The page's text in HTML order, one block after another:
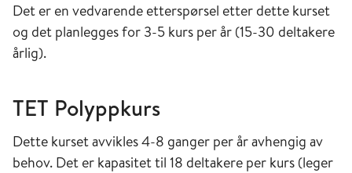
Det er en vedvarende etterspørsel etter dette kurset
og det planlegges for 3-5 kurs per år (15-30 deltakere
årlig).
TET Polyppkurs
Dette kurset avvikles 4-8 ganger per år avhengig av
behov. Det er kapasitet til 18 deltakere per kurs (leger